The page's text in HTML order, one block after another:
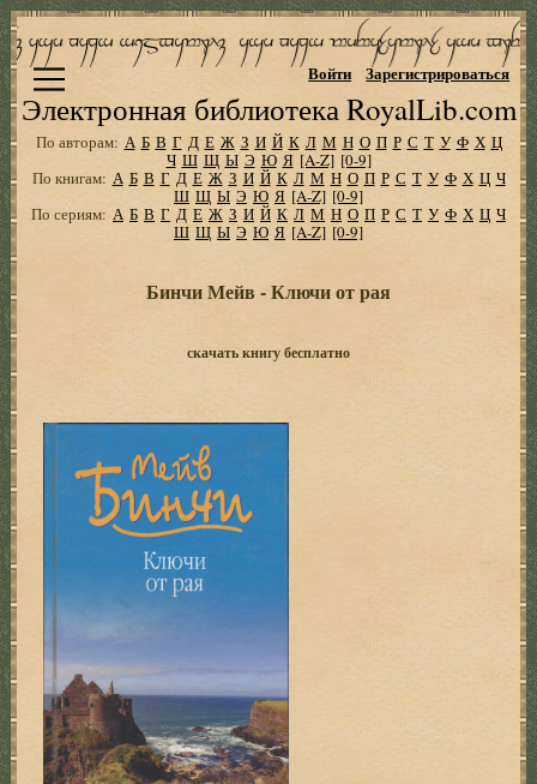
Электронная библиотека RoyalLib.com
Войти Зарегистрироваться
По авторам: А Б В Г Д Е Ж З И Й К Л М Н О П Р С Т У Ф Х Ц
Ч Ш Щ Ы Э Ю Я [A-Z] [0-9]
По книгам: А Б В Г Д Е Ж З И Й К Л М Н О П Р С Т У Ф Х Ц Ч
Ш Щ Ы Э Ю Я [A-Z] [0-9]
По сериям: А Б В Г Д Е Ж З И Й К Л М Н О П Р С Т У Ф Х Ц Ч
Ш Щ Ы Э Ю Я [A-Z] [0-9]
Бинчи Мейв - Ключи от рая
скачать книгу бесплатно